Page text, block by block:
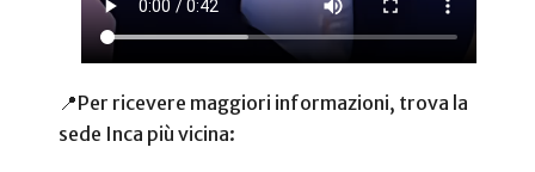
📍Per ricevere maggiori informazioni, trova la
sede Inca più vicina: